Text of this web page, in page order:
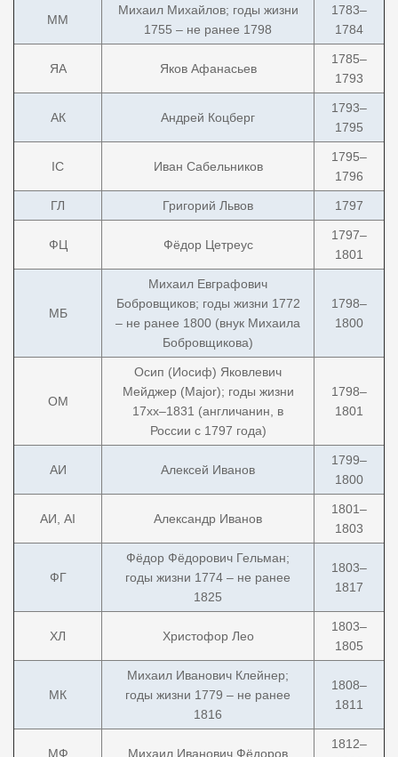
ММ
Михаил Михайлов; годы жизни
1755 – не ранее 1798
1783–
1784
ЯА Яков Афанасьев
1785–
1793
АК Андрей Коцберг
1793–
1795
IС Иван Сабельников
1795–
1796
ГЛ Григорий Львов 1797
ФЦ Фёдор Цетреус
1797–
1801
МБ
Михаил Евграфович
Бобровщиков; годы жизни 1772
– не ранее 1800 (внук Михаила
Бобровщикова)
1798–
1800
ОМ
Осип (Иосиф) Яковлевич
Мейджер (Major); годы жизни
17xx–1831 (англичанин, в
России с 1797 года)
1798–
1801
АИ Алексей Иванов
1799–
1800
АИ, АI Александр Иванов
1801–
1803
ФГ
Фёдор Фёдорович Гельман;
годы жизни 1774 – не ранее
1825
1803–
1817
ХЛ Христофор Лео
1803–
1805
МК
Михаил Иванович Клейнер;
годы жизни 1779 – не ранее
1816
1808–
1811
МФ Михаил Иванович Фёдоров
1812–